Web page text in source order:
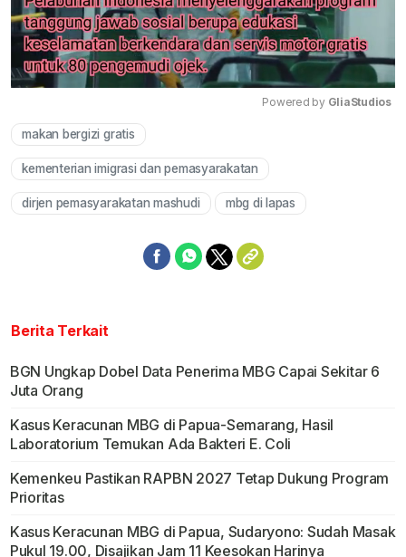
Powered by GliaStudios
makan bergizi gratis
kementerian imigrasi dan pemasyarakatan
dirjen pemasyarakatan mashudi mbg di lapas
Berita Terkait
BGN Ungkap Dobel Data Penerima MBG Capai Sekitar 6
Juta Orang
Kasus Keracunan MBG di Papua-Semarang, Hasil
Laboratorium Temukan Ada Bakteri E. Coli
Kemenkeu Pastikan RAPBN 2027 Tetap Dukung Program
Prioritas
Kasus Keracunan MBG di Papua, Sudaryono: Sudah Masak
Pukul 19.00, Disajikan Jam 11 Keesokan Harinya